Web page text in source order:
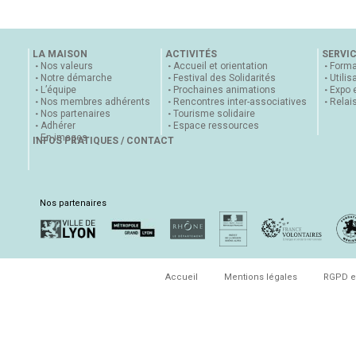
LA MAISON
Nos valeurs
Notre démarche
L’équipe
Nos membres adhérents
Nos partenaires
Adhérer
En images
ACTIVITÉS
Accueil et orientation
Festival des Solidarités
Prochaines animations
Rencontres inter-associatives
Tourisme solidaire
Espace ressources
Expo
INFOS PRATIQUES / CONTACT
Nos partenaires
Accueil Mentions légales RGPD